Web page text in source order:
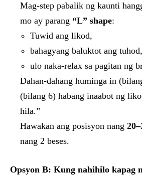
Mag-step pabalik ng kaunti
mo ay parang “L” shape:
Tuwid ang likod,
bahagyang baluktot ang tuhod,
ulo naka-relax sa pagitan ng
Dahan-dahang huminga in
(bilang 6) habang inaabot ng
hila.”
Hawakan ang posisyon nang
nang 2 beses.
Opsyon B: Kung nahihilo kapag